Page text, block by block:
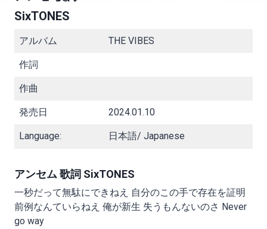
SixTONES
アルバム THE VIBES
作詞
作曲
発売日 2024.01.10
Language: 日本語/ Japanese
アンセム 歌詞 SixTONES
一秒だって無駄にできねえ 自分のこの手で存在を証明
前例なんていらねえ 俺が新生 失うもんないのさ Never
go way